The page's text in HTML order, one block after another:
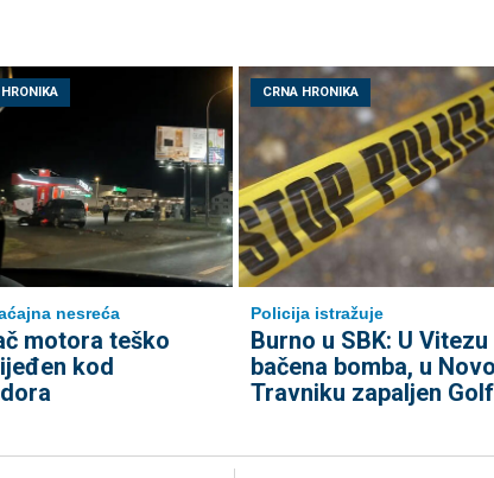
nesreća
motora teško
kod
CRNA HRONIKA
Policija istražuje
Burno u SBK: U Vitezu
bačena bomba, u
Travniku zapaljen